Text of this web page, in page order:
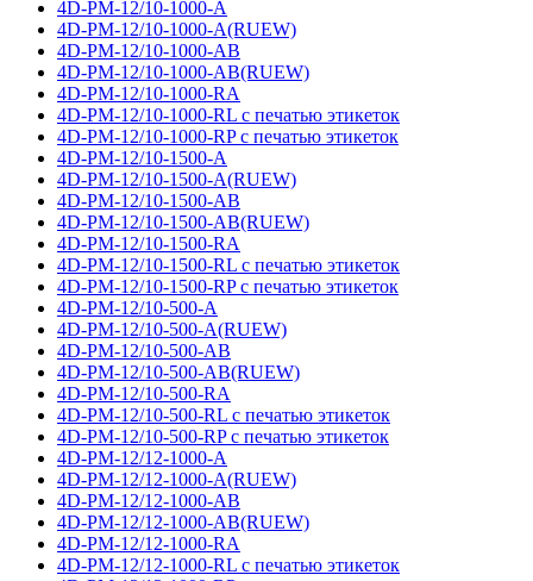
4D-PM-12/10-1000-A
4D-PM-12/10-1000-A(RUEW)
4D-PM-12/10-1000-AB
4D-PM-12/10-1000-AB(RUEW)
4D-PM-12/10-1000-RA
4D-PM-12/10-1000-RL с печатью этикеток
4D-PM-12/10-1000-RP с печатью этикеток
4D-PM-12/10-1500-A
4D-PM-12/10-1500-A(RUEW)
4D-PM-12/10-1500-AB
4D-PM-12/10-1500-AB(RUEW)
4D-PM-12/10-1500-RA
4D-PM-12/10-1500-RL с печатью этикеток
4D-PM-12/10-1500-RP с печатью этикеток
4D-PM-12/10-500-A
4D-PM-12/10-500-A(RUEW)
4D-PM-12/10-500-AB
4D-PM-12/10-500-AB(RUEW)
4D-PM-12/10-500-RA
4D-PM-12/10-500-RL с печатью этикеток
4D-PM-12/10-500-RP с печатью этикеток
4D-PM-12/12-1000-A
4D-PM-12/12-1000-A(RUEW)
4D-PM-12/12-1000-AB
4D-PM-12/12-1000-AB(RUEW)
4D-PM-12/12-1000-RA
4D-PM-12/12-1000-RL с печатью этикеток